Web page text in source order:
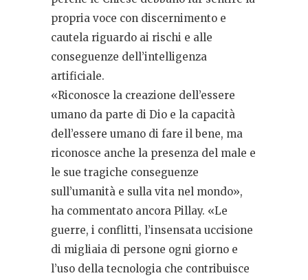
propria voce con discernimento e
cautela riguardo ai rischi e alle
conseguenze dell’intelligenza
artificiale.
«Riconosce la creazione dell’essere
umano da parte di Dio e la capacità
dell’essere umano di fare il bene, ma
riconosce anche la presenza del male e
le sue tragiche conseguenze
sull’umanità e sulla vita nel mondo»,
ha commentato ancora Pillay. «Le
guerre, i conflitti, l’insensata uccisione
di migliaia di persone ogni giorno e
l’uso della tecnologia che contribuisce